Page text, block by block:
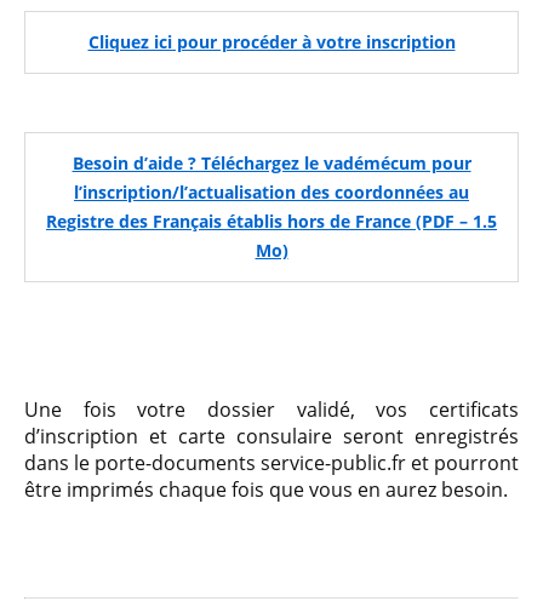
Cliquez ici pour procéder à votre inscription
Besoin d’aide ? Téléchargez le vadémécum pour
l’inscription/l’actualisation des coordonnées au
Registre des Français établis hors de France (PDF – 1.5
Mo)
Une fois votre dossier validé, vos certificats
d’inscription et carte consulaire seront enregistrés
dans le porte-documents service-public.fr et pourront
être imprimés chaque fois que vous en aurez besoin.